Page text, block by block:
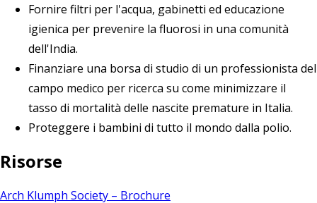
Fornire filtri per l'acqua, gabinetti ed educazione
igienica per prevenire la fluorosi in una comunità
dell'India.
Finanziare una borsa di studio di un professionista del
campo medico per ricerca su come minimizzare il
tasso di mortalità delle nascite premature in Italia.
Proteggere i bambini di tutto il mondo dalla polio.
Risorse
Arch Klumph Society – Brochure